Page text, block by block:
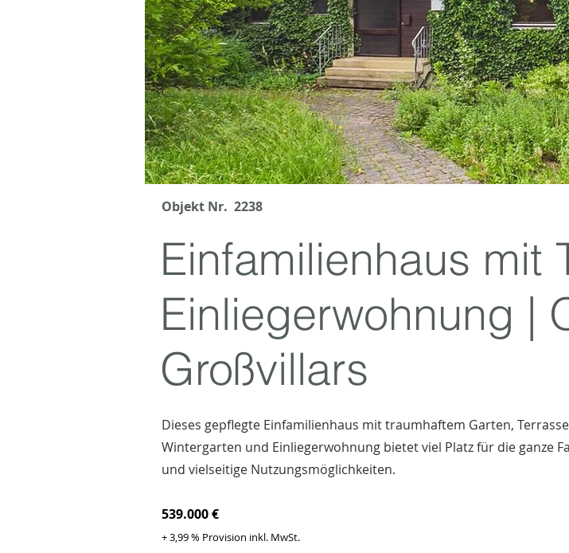
Objekt Nr. 2238
Einfamilienhaus mit
Einliegerwohnung |
Großvillars
Dieses gepflegte Einfamilienhaus mit traumhaftem Garten,
Wintergarten und Einliegerwohnung bietet viel Platz für die ganze
und vielseitige Nutzungsmöglichkeiten.
539.000 €
+ 3,99 % Provision inkl. MwSt.